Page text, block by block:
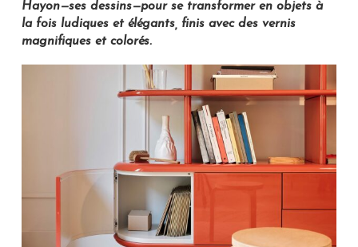
Hayon—ses dessins—pour se transformer en objets à
la fois ludiques et élégants, finis avec des vernis
magnifiques et colorés.